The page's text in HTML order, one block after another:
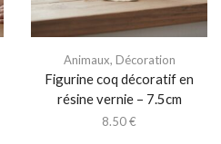
Animaux, Décoration
Figurine coq décoratif en
résine vernie – 7.5cm
8.50€